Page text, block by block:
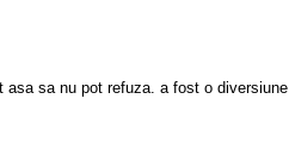
asa sa nu pot refuza. a fost o diversiune